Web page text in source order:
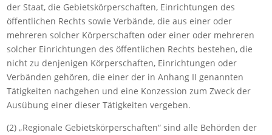
der Staat, die Gebietskörperschaften, Einrichtungen des
öffentlichen Rechts sowie Verbände, die aus einer oder
mehreren solcher Körperschaften oder einer oder mehreren
solcher Einrichtungen des öffentlichen Rechts bestehen, die
nicht zu denjenigen Körperschaften, Einrichtungen oder
Verbänden gehören, die einer der in Anhang II genannten
Tätigkeiten nachgehen und eine Konzession zum Zweck der
Ausübung einer dieser Tätigkeiten vergeben.
(2) „Regionale Gebietskörperschaften“ sind alle Behörden der